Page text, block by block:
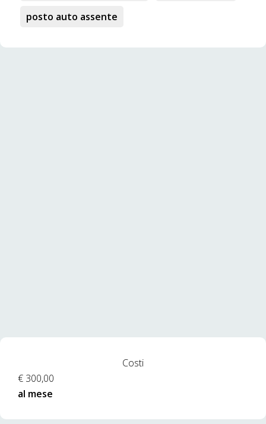
posto auto assente
Costi
€ 300,00
al mese